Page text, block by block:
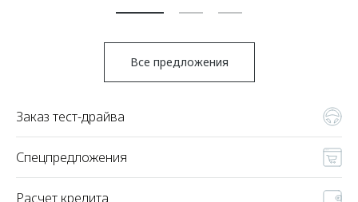
Все предложения
Заказ тест-драйва
Спецпредложения
Расчет кредита